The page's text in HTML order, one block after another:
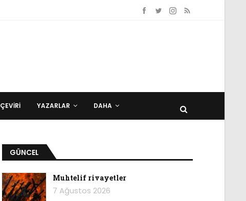
ÇEVIRI YAZARLAR DAHA
GÜNCEL
Muhtelif rivayetler
7 Ağustos 2026